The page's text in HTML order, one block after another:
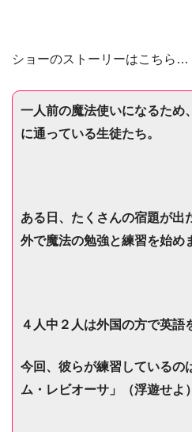
ショーのストーリーはこちら…
一人前の魔法使いになるため、
に通っている生徒たち。
ある日、たくさんの宿題が出
外で魔法の勉強と練習を始め
４人中２人は外国の方で英語
今回、彼らが練習しているの
ム ・ レビオーサ」（浮遊せよ